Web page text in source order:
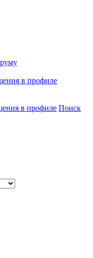
в профиле
в профиле Поиск